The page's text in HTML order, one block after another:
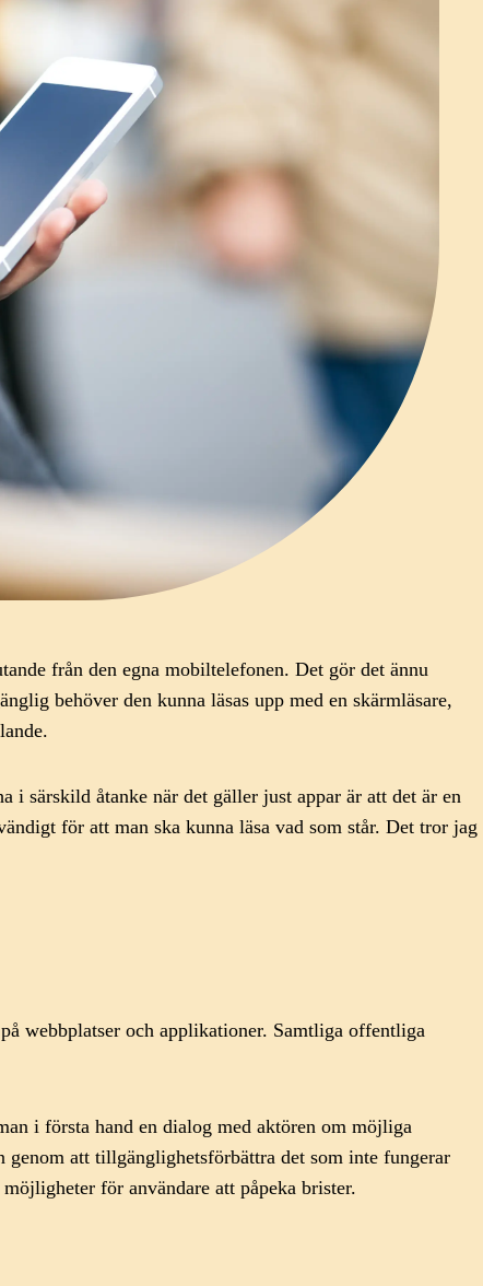
från den egna mobiltelefonen. Det gör det ännu
behöver den kunna läsas upp med en skärmläsare,
särskild åtanke när det gäller just appar är att det är en
för att man ska kunna läsa vad som står. Det tror jag
webbplatser och applikationer. Samtliga offentliga
i första hand en dialog med aktören om möjliga
genom att tillgänglighetsförbättra det som inte fungerar
för användare att påpeka brister.